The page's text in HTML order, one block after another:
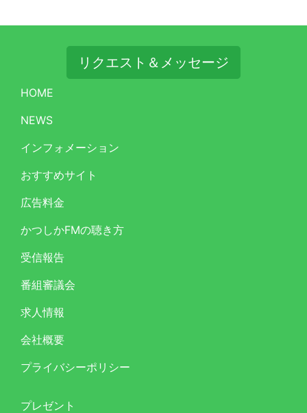
リクエスト＆メッセージ
HOME
NEWS
インフォメーション
おすすめサイト
広告料金
かつしかFMの聴き方
受信報告
番組審議会
求人情報
会社概要
プライバシーポリシー
プレゼント